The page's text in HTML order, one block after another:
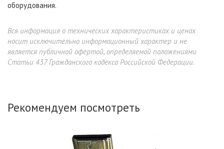
оборудования.
Вся информация о технических характеристиках и ценах
носит исключительно информационный характер и не
является публичной офертой, определяемой положениями
Статьи 437 Гражданского кодекса Российской Федерации.
Рекомендуем посмотреть